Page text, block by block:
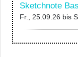
Sketchnote
Fr., 25.09.26 bis